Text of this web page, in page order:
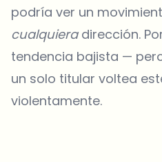
podría ver un
cualquieradirección.
tendencia bajista —
un solo titular voltea
violentamente.